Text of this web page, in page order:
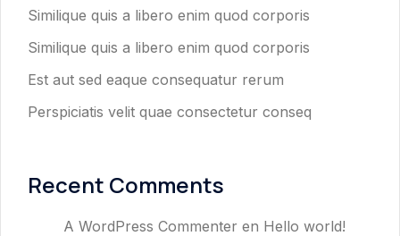
Similique quis a libero enim quod corporis
Similique quis a libero enim quod corporis
Est aut sed eaque consequatur rerum
Perspiciatis velit quae consectetur conseq
Recent Comments
A WordPress Commenter en Hello world!